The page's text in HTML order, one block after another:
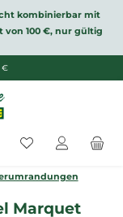
kombinierbar mit
von 100 €, nur gültig
€
Du hast 0
Marquet